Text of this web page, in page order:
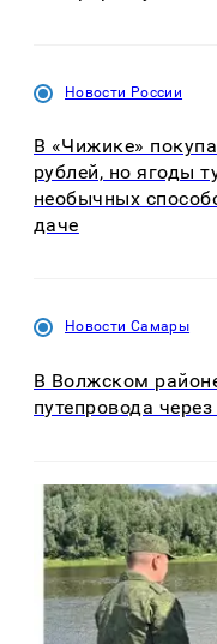
Новости России
В «Чижике»
рублей, но ягоды
необычных
даче
Новости Самары
В Волжском
путепровода